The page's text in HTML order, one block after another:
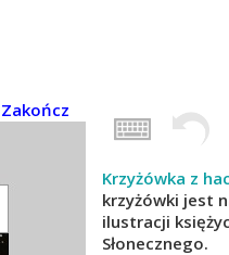
Zakończ
Krzyżówka z
krzyżówki jest
ilustracji
Słonecznego.